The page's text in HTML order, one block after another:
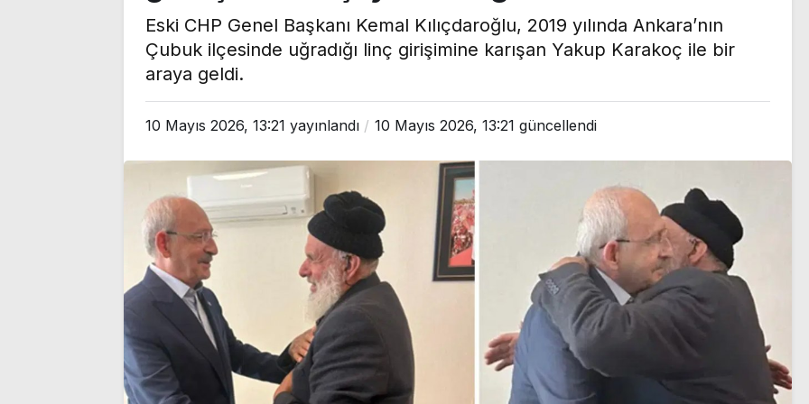
Eski CHP Genel Başkanı Kemal Kılıçdaroğlu, 2019 yılında Ankara’nın
Çubuk ilçesinde uğradığı linç girişimine karışan Yakup Karakoç ile bir
araya geldi.
10 Mayıs 2026, 13:21 yayınlandı 10 Mayıs 2026, 13:21 güncellendi